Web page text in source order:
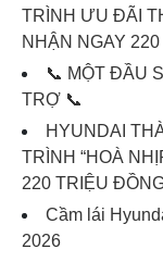
TRÌNH ƯU ĐÃI
NHẬN NGAY
📞 MỘT ĐẦU
TRỢ 📞
HYUNDAI
TRÌNH “HOÀ
220 TRIỆU
Cầm lái
2026